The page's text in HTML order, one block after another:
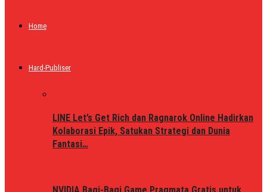
Home
Hard-Publiser
LINE Let’s Get Rich dan Ragnarok Online Hadirkan
Kolaborasi Epik, Satukan Strategi dan Dunia
Fantasi…